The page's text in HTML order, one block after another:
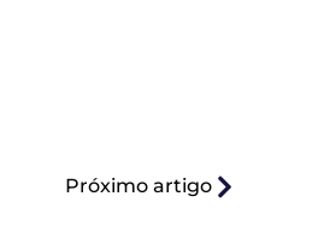
Próximo artigo